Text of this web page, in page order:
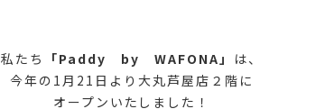
私たち 「Paddy by WAFONA」
は、
今年の1月21日より大丸芦屋店２階に
オープンいたしました！